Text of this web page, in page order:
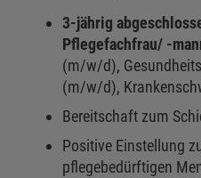
3-jährig
Pflegefachfrau/ -
(m/w/d),
(m/w/d),
Bereitschaft zum
Positive Einstellung
pflegebedürftigen